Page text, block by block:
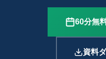
60分無
資料